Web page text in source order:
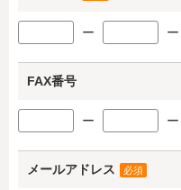
ー ー
FAX番号
ー ー
メールアドレス 必須